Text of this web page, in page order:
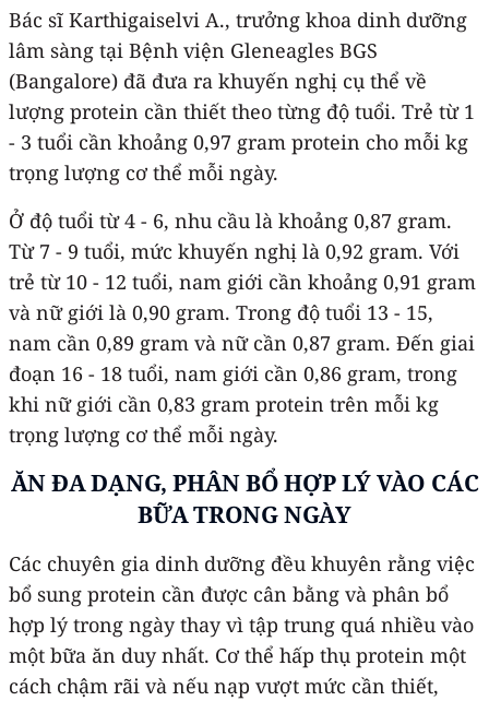
Bác sĩ Karthigaiselvi A., trưởng khoa dinh dưỡng
lâm sàng tại Bệnh viện Gleneagles BGS
(Bangalore) đã đưa ra khuyến nghị cụ thể về
lượng protein cần thiết theo từng độ tuổi. Trẻ từ 1
- 3 tuổi cần khoảng 0,97 gram protein cho mỗi kg
trọng lượng cơ thể mỗi ngày.
Ở độ tuổi từ 4 - 6, nhu cầu là khoảng 0,87 gram.
Từ 7 - 9 tuổi, mức khuyến nghị là 0,92 gram. Với
trẻ từ 10 - 12 tuổi, nam giới cần khoảng 0,91 gram
và nữ giới là 0,90 gram. Trong độ tuổi 13 - 15,
nam cần 0,89 gram và nữ cần 0,87 gram. Đến giai
đoạn 16 - 18 tuổi, nam giới cần 0,86 gram, trong
khi nữ giới cần 0,83 gram protein trên mỗi kg
trọng lượng cơ thể mỗi ngày.
ĂN ĐA DẠNG, PHÂN BỔ HỢP LÝ VÀO CÁC
BỮA TRONG NGÀY
Các chuyên gia dinh dưỡng đều khuyên rằng việc
bổ sung protein cần được cân bằng và phân bổ
hợp lý trong ngày thay vì tập trung quá nhiều vào
một bữa ăn duy nhất. Cơ thể hấp thụ protein một
cách chậm rãi và nếu nạp vượt mức cần thiết,